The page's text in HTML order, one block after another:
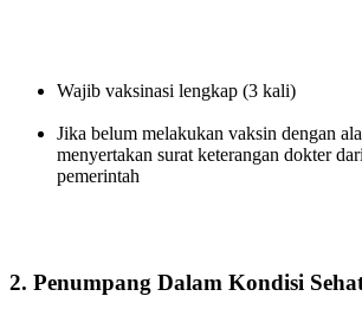
Wajib vaksinasi lengkap (3 kali)
Jika belum melakukan vaksin dengan
menyertakan surat keterangan dokter
pemerintah
2. Penumpang Dalam Kondisi